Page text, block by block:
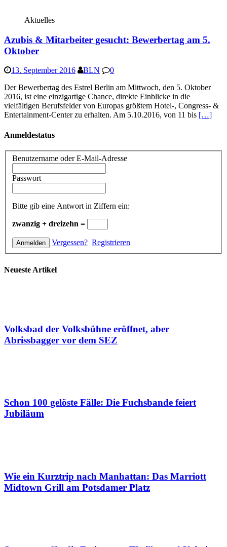
Aktuelles
Azubis & Mitarbeiter gesucht: Bewerbertag am 5.
Oktober
13. September 2016 BLN
0
Der Bewerbertag des Estrel Berlin am Mittwoch, den 5. Oktober
2016, ist eine einzigartige Chance, direkte Einblicke in die
vielfältigen Berufsfelder von Europas größtem Hotel-, Congress- &
Entertainment-Center zu erhalten. Am 5.10.2016, von 11 bis […]
Anmeldestatus
Benutzername oder E-Mail-Adresse
Passwort
Bitte gib eine Antwort in Ziffern ein:
zwanzig + dreizehn =
Vergessen? Registrieren
Neueste Artikel
Volksbad der Volksbühne eröffnet, aber
Abrissbagger vor dem SEZ
Schon 100 gelöste Fälle: Die Fuchsbande feiert
Jubiläum
Wie ein Kurztrip nach Manhattan: Das Marriott
Midtown Grill am Potsdamer Platz